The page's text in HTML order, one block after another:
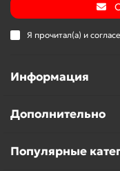
Я прочитал(а) и
Информация
Дополнительно
Популярные